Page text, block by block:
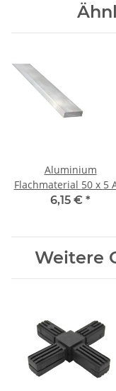
Aluminium
Flachmaterial 50 x 5 Alu
Flachstange 500 mm ±
6,15 € *
Weitere